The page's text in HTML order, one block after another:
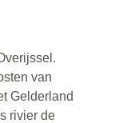
van
Gelderland
rivier de